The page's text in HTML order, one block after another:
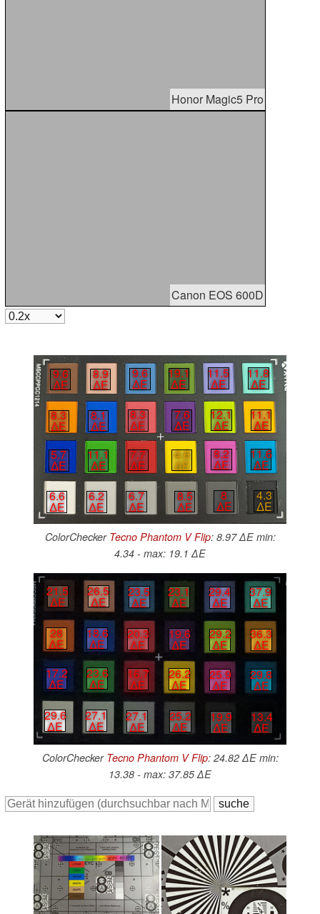
Honor Magic5 Pro
Canon EOS 600D
9.6
∆E
8.9
∆E
9.6
∆E
19.1
∆E
11.5
∆E
11.8
∆E
8.3
∆E
8.1
∆E
8.3
∆E
7.6
∆E
12.1
∆E
11.1
∆E
5.7
∆E
11.1
∆E
7.7
∆E
4.6
∆E
8.2
∆E
11.6
∆E
6.6
∆E
6.2
∆E
6.7
∆E
8.5
∆E
8
∆E
4.3
∆E
ColorChecker Tecno Phantom V Flip: 8.97 ∆E min:
4.34 - max: 19.1 ∆E
21.5
∆E
26.5
∆E
23.5
∆E
23.1
∆E
29.4
∆E
37.9
∆E
28
∆E
18.6
∆E
20.3
∆E
19.6
∆E
29.2
∆E
36.3
∆E
17.2
∆E
23.6
∆E
16.7
∆E
26.2
∆E
25.9
∆E
29.8
∆E
29.6
∆E
27.1
∆E
27.1
∆E
25.2
∆E
19.9
∆E
13.4
∆E
ColorChecker Tecno Phantom V Flip: 24.82 ∆E min:
13.38 - max: 37.85 ∆E